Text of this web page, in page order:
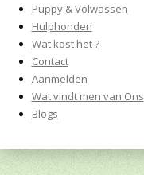
Puppy & Volwassen
Hulphonden
Wat kost het ?
Contact
Aanmelden
Wat vindt men van Ons
Blogs